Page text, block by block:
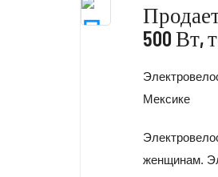
500 Вт,
Мексике
женщинам.